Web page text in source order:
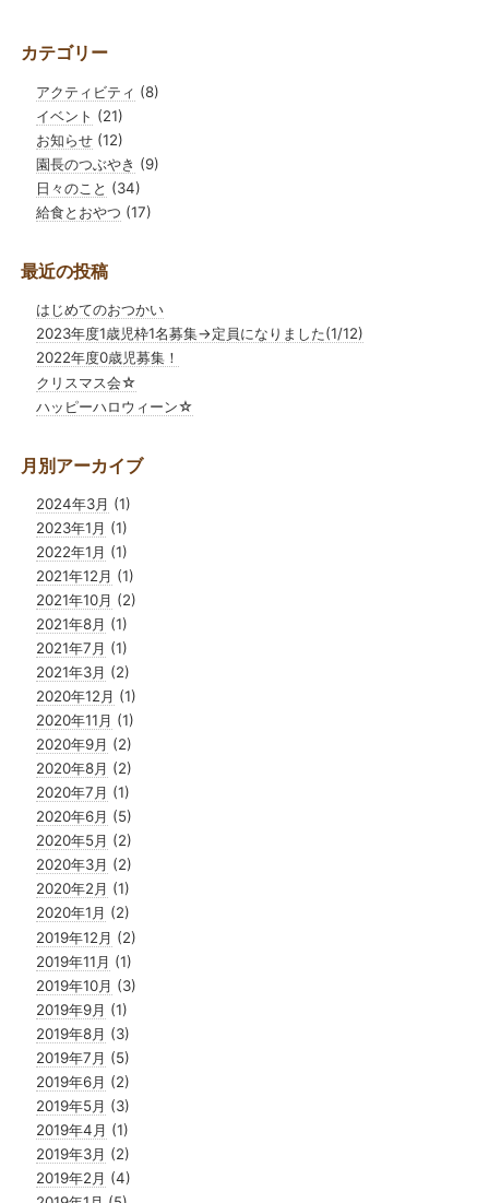
カテゴリー
アクティビティ (8)
イベント (21)
お知らせ(12)
園長のつぶやき (9)
日々のこと (34)
給食とおやつ (17)
最近の投稿
はじめてのおつかい
2023年度1歳児枠1名募集→定員になりました(1/12)
2022年度0歳児募集！
クリスマス会☆
ハッピーハロウィーン☆
月別アーカイブ
2024年3月 (1)
2023年1月 (1)
2022年1月 (1)
2021年12月 (1)
2021年10月 (2)
2021年8月 (1)
2021年7月 (1)
2021年3月 (2)
2020年12月 (1)
2020年11月 (1)
2020年9月 (2)
2020年8月 (2)
2020年7月 (1)
2020年6月 (5)
2020年5月 (2)
2020年3月 (2)
2020年2月 (1)
2020年1月 (2)
2019年12月 (2)
2019年11月 (1)
2019年10月 (3)
2019年9月 (1)
2019年8月 (3)
2019年7月 (5)
2019年6月 (2)
2019年5月 (3)
2019年4月 (1)
2019年3月 (2)
2019年2月 (4)